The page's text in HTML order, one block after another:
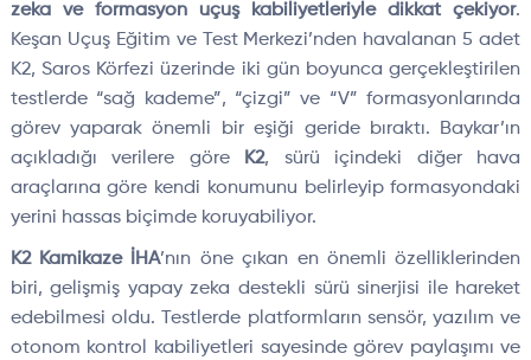
zeka ve formasyon uçuş kabiliyetleriyle dikkat çekiyor.
Keşan Uçuş Eğitim ve Test Merkezi’nden havalanan 5 adet
K2, Saros Körfezi üzerinde iki gün boyunca gerçekleştirilen
testlerde “sağ kademe”, “çizgi” ve “V” formasyonlarında
görev yaparak önemli bir eşiği geride bıraktı. Baykar’ın
açıkladığı verilere göre
K2, sürü içindeki diğer hava
araçlarına göre kendi konumunu belirleyip formasyondaki
yerini hassas biçimde koruyabiliyor.
K2 Kamikaze İHA’nın öne çıkan en önemli özelliklerinden
biri, gelişmiş yapay zeka destekli sürü sinerjisi ile hareket
edebilmesi oldu. Testlerde platformların sensör, yazılım ve
otonom kontrol kabiliyetleri sayesinde görev paylaşımı ve